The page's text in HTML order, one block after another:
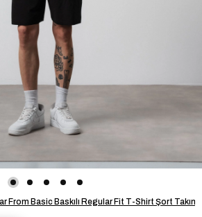
From Basic Baskılı Regular Fit T-Shirt Şort Takım